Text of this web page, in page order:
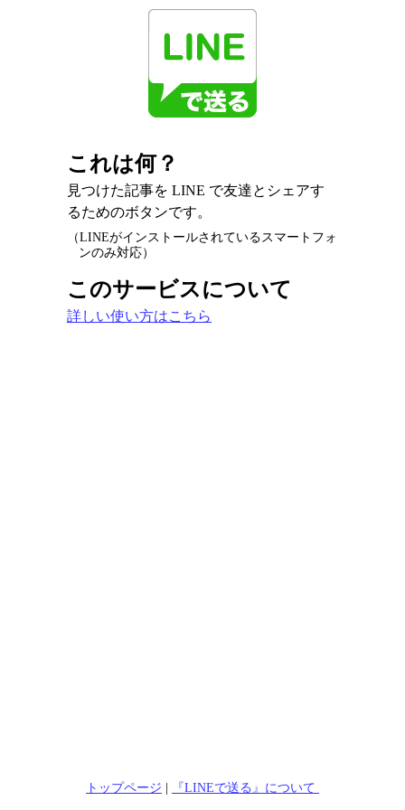
これは何？
見つけた記事を LINE で友達とシェアす
るためのボタンです。
（LINEがインストールされているスマートフォ
ンのみ対応）
このサービスについて
詳しい使い方はこちら
トップページ | 『LINEで送る』について